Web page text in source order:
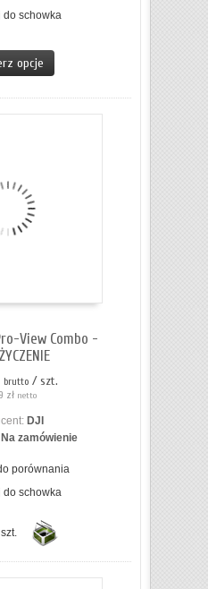
do schowka
opcje
View Combo -
brutto / szt.
zł netto
DJI
Na zamówienie
porównania
do schowka
szt.